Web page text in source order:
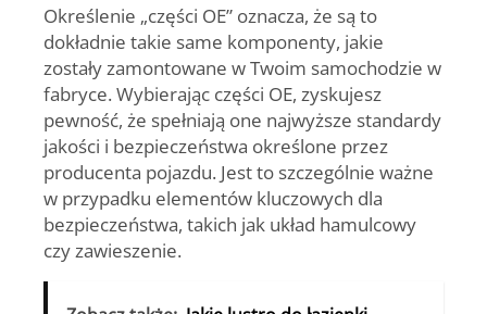
Określenie „części OE” oznacza, że są to
dokładnie takie same komponenty, jakie
zostały zamontowane w Twoim samochodzie w
fabryce. Wybierając części OE, zyskujesz
pewność, że spełniają one najwyższe standardy
jakości i bezpieczeństwa określone przez
producenta pojazdu. Jest to szczególnie ważne
w przypadku elementów kluczowych dla
bezpieczeństwa, takich jak układ hamulcowy
czy zawieszenie.